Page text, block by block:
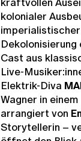
kolonialer
Dekolonisierung
Cast aus
Live-
Elektrik-Diva
Wagner in
arrangiert von
Storytellerin –